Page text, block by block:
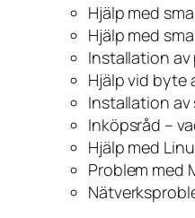
Hjälp med
Hjälp med
Installation
Hjälp vid byte
Installation av
Inköpsråd –
Hjälp med
Problem med